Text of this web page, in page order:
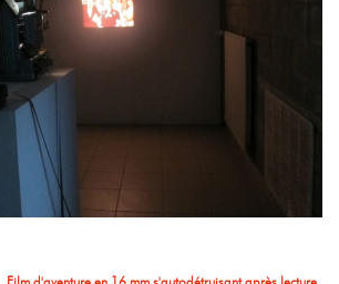
Film d'aventure en 16 mm s'autodétruisant après lecture
FIN, Fim 16 mm en boucle
FIN, Fim 16 mm en boucle
Vita Nova, Fim 16 mm en boucle
film 16 mm en boucle laissant des traces sur le papier